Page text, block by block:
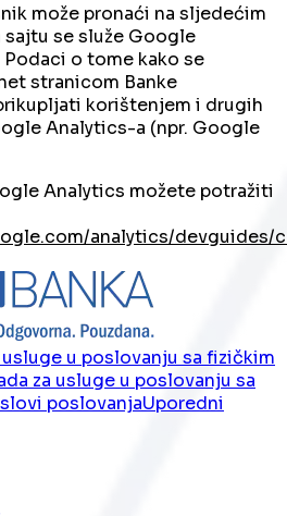
može pronaći na sljedećim
se služe Google
o tome kako se
stranicom Banke
korištenjem i drugih
Analytics-a (npr. Google
Analytics možete potražiti
analytics/devguides/
u poslovanju sa fizičkim
za usluge u poslovanju sa
poslovanjaUporedni